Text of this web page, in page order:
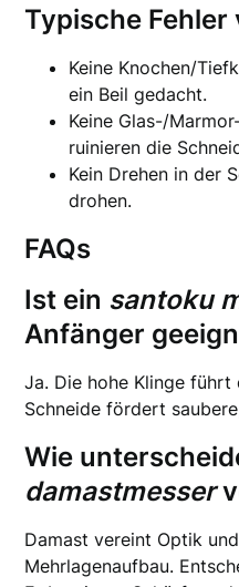
Typische Fehler
Keine Knochen/
ein Beil gedacht.
Keine Glas-/
ruinieren die
Kein Drehen in der
drohen.
FAQs
Ist ein santoku
Anfänger
Ja. Die hohe Klinge
Schneide fördert
Wie
damastmesser
Damast vereint Optik
Mehrlagenaufbau.